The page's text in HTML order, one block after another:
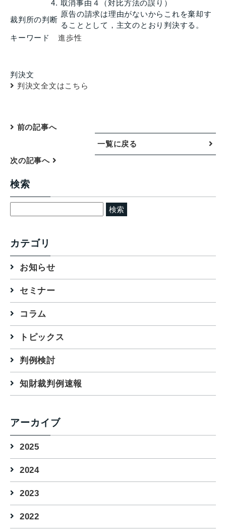
取消事由４（対比方法の誤り）
裁判所の判断
原告の請求は理由がないからこれを棄却す
ることとして，主文のとおり判決する。
キーワード
進歩性
判決文
判決文全文はこちら
前の記事へ
一覧に戻る
次の記事へ
検索
索:
カテゴリ
お知らせ
セミナー
コラム
トピックス
判例検討
知財裁判例速報
アーカイブ
2025
2024
2023
2022